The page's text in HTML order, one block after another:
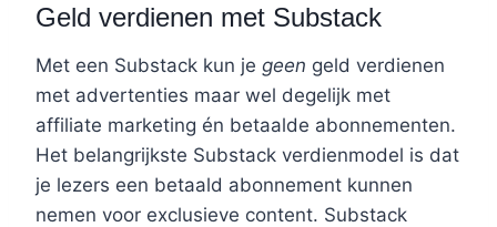
Geld verdienen met Substack
Met een Substack kun je geen geld verdienen
met advertenties maar wel degelijk met
affiliate marketing én betaalde abonnementen.
Het belangrijkste Substack verdienmodel is dat
je lezers een betaald abonnement kunnen
nemen voor exclusieve content. Substack